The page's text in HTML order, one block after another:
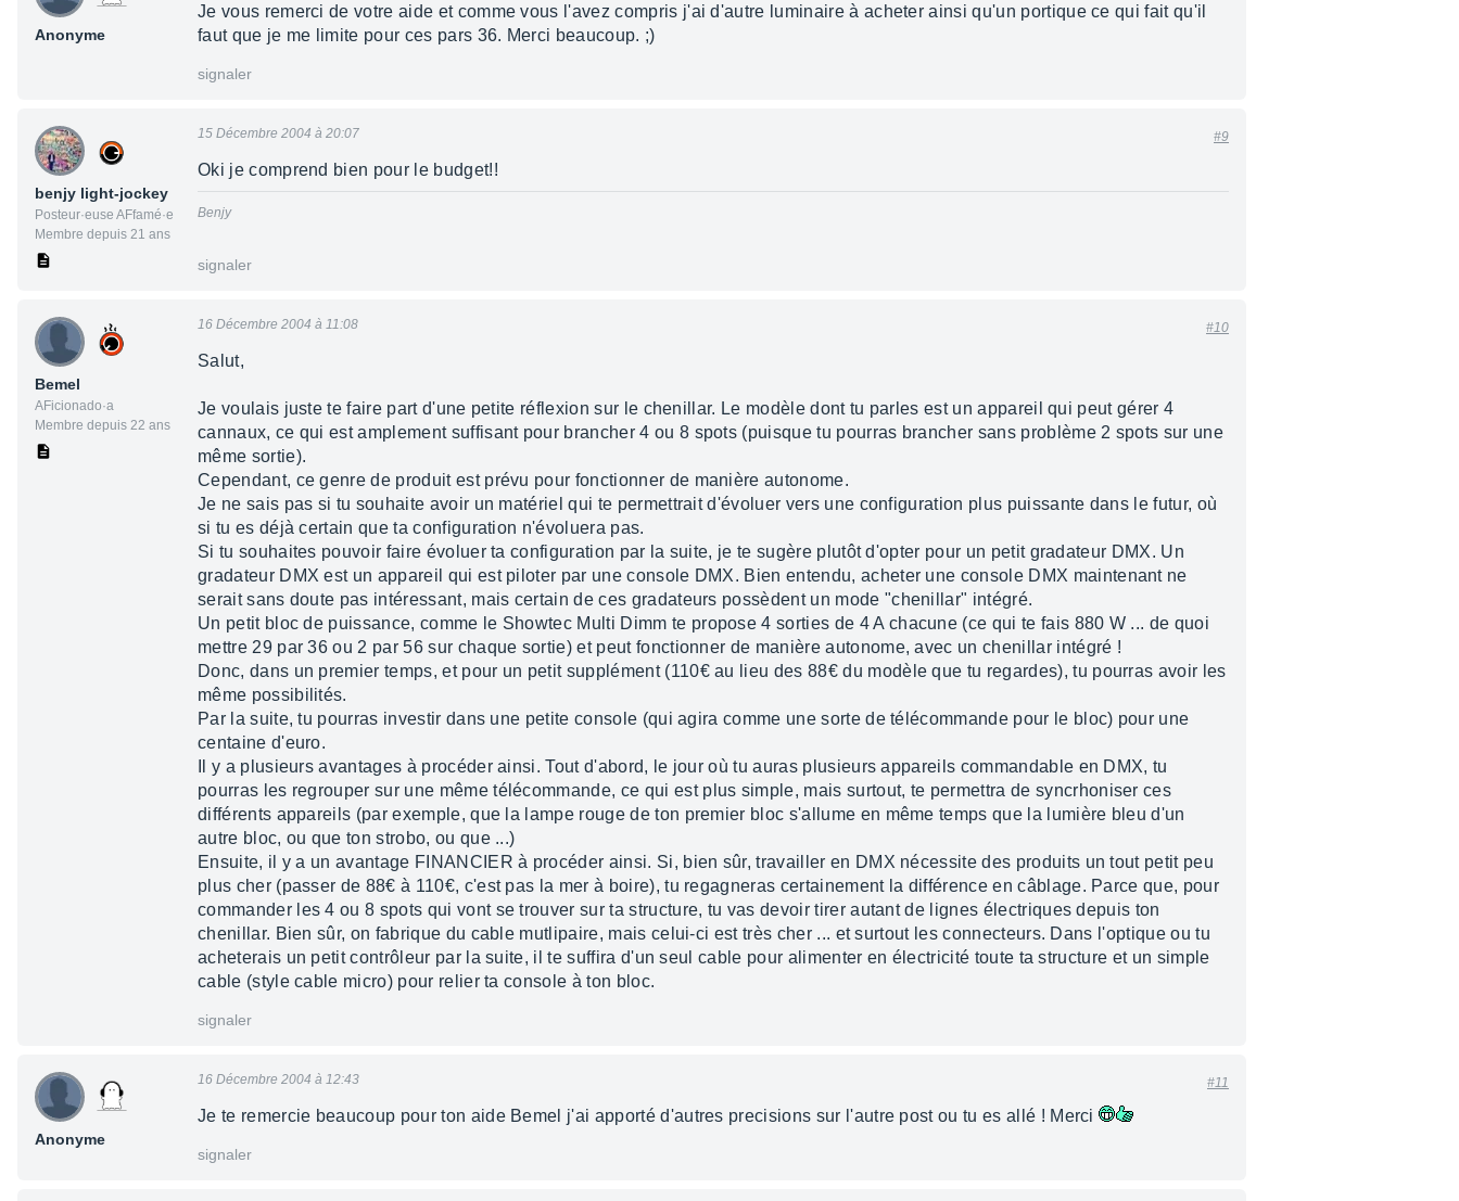
Anonyme
Je vous remerci de votre aide et comme vous l'avez compris j'ai d'autre luminaire à acheter ainsi qu'un portique ce qui fait qu'il
faut que je me limite pour ces pars 36. Merci beaucoup. ;)
signaler
benjy light-jockey
Posteur·euse AFfamé·e
Membre depuis 21 ans
15 Décembre 2004 à 20:07 #9
Oki je comprend bien pour le budget!!
Benjy
signaler
Bemel
AFicionado·a
Membre depuis 22 ans
16 Décembre 2004 à 11:08 #10
Salut,
Je voulais juste te faire part d'une petite réflexion sur le chenillar. Le modèle dont tu parles est un appareil qui peut gérer 4
cannaux, ce qui est amplement suffisant pour brancher 4 ou 8 spots (puisque tu pourras brancher sans problème 2 spots sur une
même sortie).
Cependant, ce genre de produit est prévu pour fonctionner de manière autonome.
Je ne sais pas si tu souhaite avoir un matériel qui te permettrait d'évoluer vers une configuration plus puissante dans le futur, où
si tu es déjà certain que ta configuration n'évoluera pas.
Si tu souhaites pouvoir faire évoluer ta configuration par la suite, je te sugère plutôt d'opter pour un petit gradateur DMX. Un
gradateur DMX est un appareil qui est piloter par une console DMX. Bien entendu, acheter une console DMX maintenant ne
serait sans doute pas intéressant, mais certain de ces gradateurs possèdent un mode "chenillar" intégré.
Un petit bloc de puissance, comme le Showtec Multi Dimm te propose 4 sorties de 4 A chacune (ce qui te fais 880 W ... de quoi
mettre 29 par 36 ou 2 par 56 sur chaque sortie) et peut fonctionner de manière autonome, avec un chenillar intégré !
Donc, dans un premier temps, et pour un petit supplément (110€ au lieu des 88€ du modèle que tu regardes), tu pourras avoir les
même possibilités.
Par la suite, tu pourras investir dans une petite console (qui agira comme une sorte de télécommande pour le bloc) pour une
centaine d'euro.
Il y a plusieurs avantages à procéder ainsi. Tout d'abord, le jour où tu auras plusieurs appareils commandable en DMX, tu
pourras les regrouper sur une même télécommande, ce qui est plus simple, mais surtout, te permettra de syncrhoniser ces
différents appareils (par exemple, que la lampe rouge de ton premier bloc s'allume en même temps que la lumière bleu d'un
autre bloc, ou que ton strobo, ou que ...)
Ensuite, il y a un avantage FINANCIER à procéder ainsi. Si, bien sûr, travailler en DMX nécessite des produits un tout petit peu
plus cher (passer de 88€ à 110€, c'est pas la mer à boire), tu regagneras certainement la différence en câblage. Parce que, pour
commander les 4 ou 8 spots qui vont se trouver sur ta structure, tu vas devoir tirer autant de lignes électriques depuis ton
chenillar. Bien sûr, on fabrique du cable mutlipaire, mais celui-ci est très cher ... et surtout les connecteurs. Dans l'optique ou tu
acheterais un petit contrôleur par la suite, il te suffira d'un seul cable pour alimenter en électricité toute ta structure et un simple
cable (style cable micro) pour relier ta console à ton bloc.
signaler
Anonyme
16 Décembre 2004 à 12:43 #11
Je te remercie beaucoup pour ton aide Bemel j'ai apporté d'autres precisions sur l'autre post ou tu es allé ! Merci
signaler